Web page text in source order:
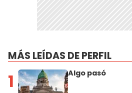
MÁS LEÍDAS DE PERFIL
1 Algo pasó